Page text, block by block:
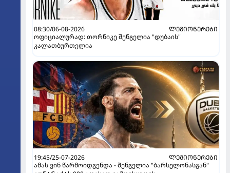
08:30/06-08-2026
ᲚᲔᲒᲘᲝᲜᲔᲠᲔᲑᲘ
ოფიციალურად: თორნიკე შენგელია "დუბაის"
კალათბურთელია
19:45/25-07-2026
ᲚᲔᲒᲘᲝᲜᲔᲠᲔᲑᲘ
ამას ვინ წარმოიდგენდა - შენგელია "ბარსელონასგან"